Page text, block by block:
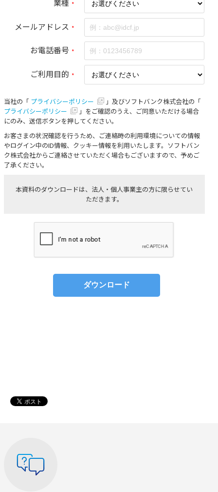
業種 *
メールアドレス *
お電話番号 *
ご利用目的 *
当社の「 プライバシーポリシー
」及びソフトバンク株式会社の「
プライバシーポリシー
」をご確認のうえ、ご同意いただける場合
にのみ、送信ボタンを押してください。
お客さまの状況確認を行うため、ご連絡時の利用環境についての情報
やログイン中のID情報、クッキー情報を利用いたします。ソフトバン
ク株式会社からご連絡させていただく場合もございますので、予めご
了承ください。
本資料のダウンロードは、法人・個人事業主の方に限らせてい
ただきます。